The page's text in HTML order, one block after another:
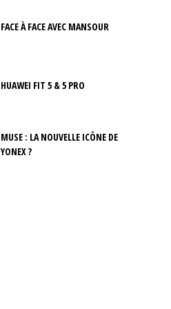
FACE À FACE AVEC MANSOUR
HUAWEI FIT 5 & 5 PRO
MUSE : LA NOUVELLE ICÔNE DE
YONEX ?